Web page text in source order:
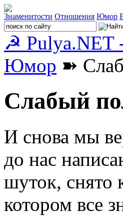
Знаменитости Отношения Юмор
☭ Pulya.NET
Юмор ➽
Слабый
И снова мы
до нас
шуток, снято
котором все